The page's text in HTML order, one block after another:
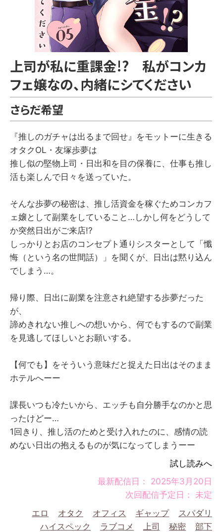
上司が私に重課金!? 私がコンカ
フェ嬢なの、内緒にシてください
さらだ希望
『推しのガチャは出るまで回せ』をモットーに生きる
オタクOL・友塚歩夢は
推し似の堅物上司・日出和を目の保養に、仕事も推し
活も楽しんで日々を送っていた。
そんな歩夢の秘密は、推し活資金を稼ぐためコンカフ
ェ嬢として副業をしていること…しかし何をどうして
か突然日出がご来店!?
しっかりとお店のコンセプト通りシスターとして「懺
悔（という名の世間話）」を聞くが、日出は黙り込ん
でしまう…。
帰り際、日出に副業を注意され絶望する歩夢だった
が、
諦めきれない推しへの想いから、何でもするので副業
を見逃してほしいとお願いする。
【何でも】をそういう意味だと捉えた日出はそのまま
ホテルへーー
課長いつも冷たいから、エッチも自分勝手なのかと思
ったけどー…
1回きり、推し活のためと受け入れたのに、感情の読
めない日出の抱えるものが気になってしまうーー
試し読みへ
最新配信日： 2025年3月20日
次回配信予定日： 未定
エロ
オタク オフィス ギャップ
スパダリ
ハイスペック
ラブコメ 上司 秘密 部下